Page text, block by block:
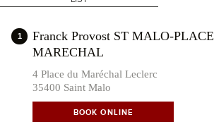
1
Franck Provost ST MALO-PLACE
MARECHAL
4 Place du Maréchal Leclerc
35400 Saint Malo
BOOK ONLINE